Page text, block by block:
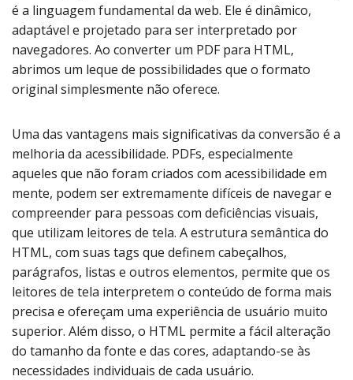
é a linguagem fundamental da web. Ele é dinâmico,
adaptável e projetado para ser interpretado por
navegadores. Ao converter um PDF para HTML,
abrimos um leque de possibilidades que o formato
original simplesmente não oferece.
Uma das vantagens mais significativas da conversão é a
melhoria da acessibilidade. PDFs, especialmente
aqueles que não foram criados com acessibilidade em
mente, podem ser extremamente difíceis de navegar e
compreender para pessoas com deficiências visuais,
que utilizam leitores de tela. A estrutura semântica do
HTML, com suas tags que definem cabeçalhos,
parágrafos, listas e outros elementos, permite que os
leitores de tela interpretem o conteúdo de forma mais
precisa e ofereçam uma experiência de usuário muito
superior. Além disso, o HTML permite a fácil alteração
do tamanho da fonte e das cores, adaptando-se às
necessidades individuais de cada usuário.